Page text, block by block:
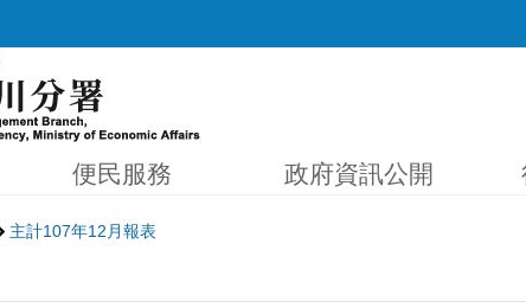
便民服務 政府資訊公開
主計107年12月報表